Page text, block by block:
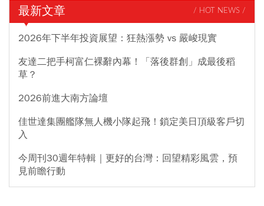
最新文章 / HOT NEWS /
2026年下半年投資展望：狂熱漲勢 vs 嚴峻現實
友達二把手柯富仁裸辭內幕！「落後群創」成最後稻
草？
2026前進大南方論壇
佳世達集團艦隊無人機小隊起飛！鎖定美日頂級客戶切
入
今周刊30週年特輯｜更好的台灣：回望精彩風雲，預
見前瞻行動